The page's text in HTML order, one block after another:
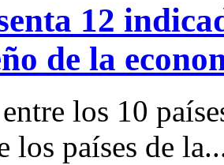
12
de la
los 10
los países de